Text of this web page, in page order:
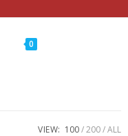
0
VIEW: 100 200 ALL